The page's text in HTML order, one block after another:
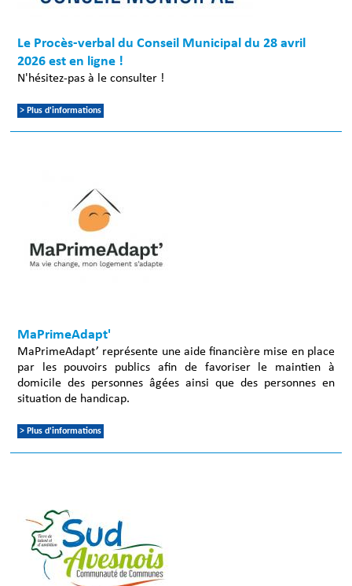
Le Procès-verbal du Conseil Municipal du 28 avril
2026 est en ligne !
N'hésitez-pas à le consulter !
> Plus d'informations
MaPrimeAdapt'
MaPrimeAdapt’ représente une aide financière mise en place
par les pouvoirs publics afin de favoriser le maintien à
domicile des personnes âgées ainsi que des personnes en
situation de handicap.
> Plus d'informations